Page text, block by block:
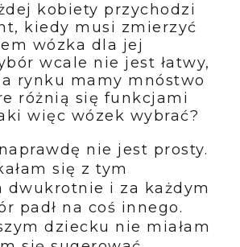
kobiety przychodzi
kiedy musi zmierzyć
wózka dla jej
wcale nie jest łatwy,
rynku mamy mnóstwo
różnią się funkcjami
więc wózek wybrać?
nie jest prosty.
się z tym
dwukrotnie i za każdym
padł na coś innego.
dziecku nie miałam